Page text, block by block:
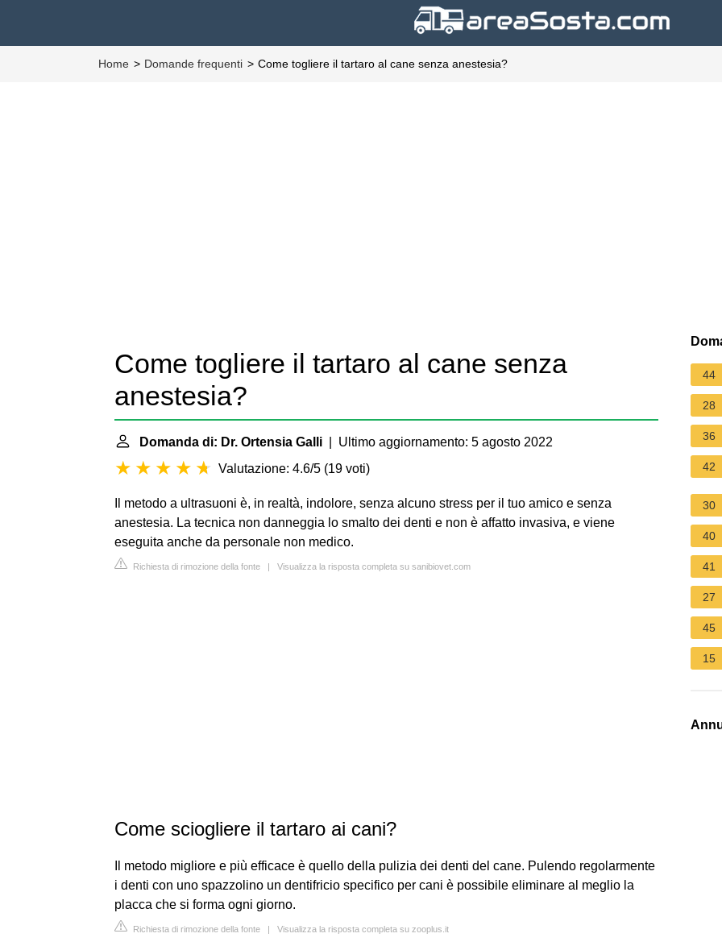
Home Domande frequenti Come togliere il tartaro al cane senza anestesia?
Come togliere il tartaro al cane senza
anestesia?
Domanda di: Dr. Ortensia Galli | Ultimo aggiornamento: 5 agosto 2022
Valutazione: 4.6/5 (19 voti)
Il metodo a ultrasuoni è, in realtà, indolore, senza alcuno stress per il tuo amico e senza
anestesia. La tecnica non danneggia lo smalto dei denti e non è affatto invasiva, e viene
eseguita anche da personale non medico.
Richiesta di rimozione della fonte | Visualizza la risposta completa su sanibiovet.com
Come sciogliere il tartaro ai cani?
Il metodo migliore e più efficace è quello della pulizia dei denti del cane. Pulendo regolarmente
i denti con uno spazzolino un dentifricio specifico per cani è possibile eliminare al meglio la
placca che si forma ogni giorno.
Richiesta di rimozione della fonte | Visualizza la risposta completa su zooplus.it
44
28
36
42
30
40
41
27
45
15